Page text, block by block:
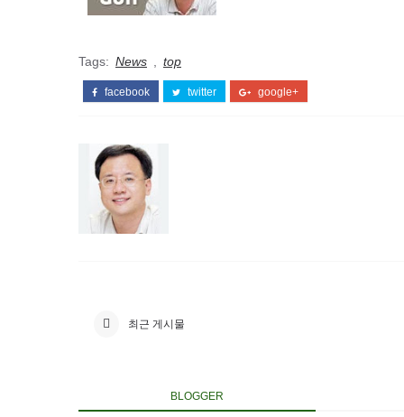
Tags: News top
facebook twitter google+
최근 게시물
BLOGGER